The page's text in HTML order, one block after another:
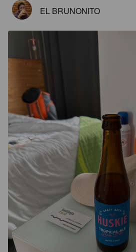
EL BRUNONITO